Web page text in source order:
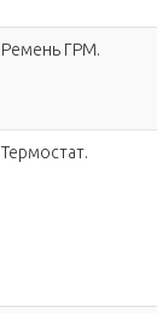
Ремень ГРМ.
Термостат.